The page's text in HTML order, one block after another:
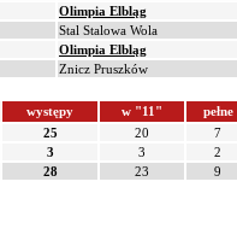
Olimpia Elbląg
Stal Stalowa Wola
Olimpia Elbląg
Znicz Pruszków
występy w "11" pełne
25 20 7
3 3 2
28 23 9